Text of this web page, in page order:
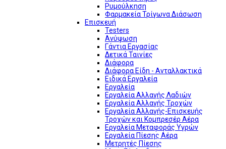
Ρυμούλκηση
Φαρμακεία Τρίγωνα Διάσωση
Επισκευή
Testers
Ανύψωση
Γάντια Εργασίας
Δετικά Ταινίες
Διάφορα
Διάφορα Είδη - Ανταλλακτικά
Ειδικά Εργαλεία
Εργαλεία
Εργαλεία Αλλαγής Λαδιών
Εργαλεία Αλλαγής Τροχών
Εργαλεία Αλλαγής-Επισκευής
Τροχών και Κομπρεσέρ Αέρα
Εργαλεία Μεταφοράς Υγρών
Εργαλεία Πίεσης Αέρα
Μετρητές Πίεσης